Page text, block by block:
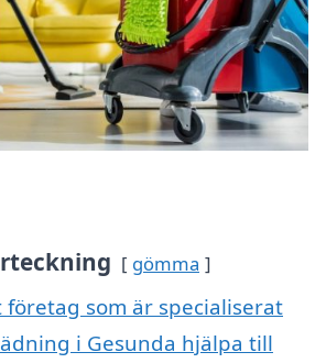
gömma
företag som är specialiserat
i Gesunda hjälpa till